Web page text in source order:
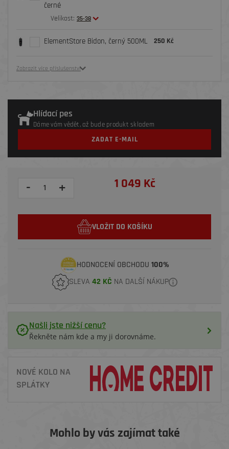
černé
Velikost: 35-38
ElementStore Bidon, černý 500ML 250 Kč
Zobrazit více příslušenství
Hlídací pes
Dáme vám vědět, až bude produkt skladem
ZADAT E-MAIL
- + 1 049 Kč
VLOŽIT DO KOŠÍKU
HODNOCENÍ OBCHODU 100%
SLEVA 42 KČ NA DALŠÍ NÁKUP
Našli jste nižší cenu?
Řekněte nám kde a my ji dorovnáme.
NOVÉ KOLO NA
SPLÁTKY
Mohlo by vás zajímat také